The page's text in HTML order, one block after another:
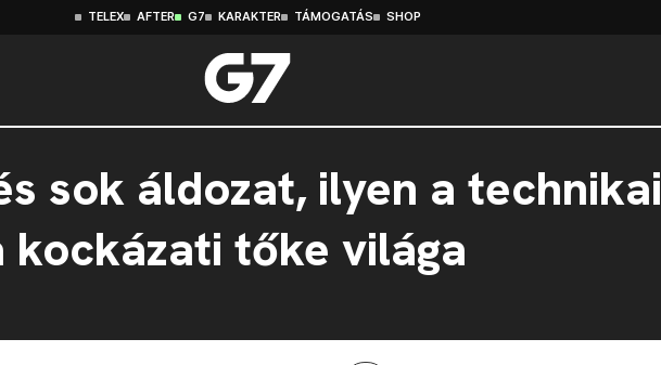
TELEX AFTER G7 KARAKTER TÁMOGATÁS SHOP
sok áldozat, ilyen a technikai
tőke világa